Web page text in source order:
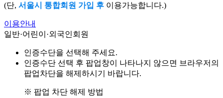
(단, 서울시 통합회원 가입 후 이용가능합니다.)
이용안내
일반·어린이·외국인회원
인증수단을 선택해 주세요.
인증수단 선택 후 팝업창이 나타나지 않으면 브라우저의
팝업차단을 해제하시기 바랍니다.
※ 팝업 차단 해제 방법